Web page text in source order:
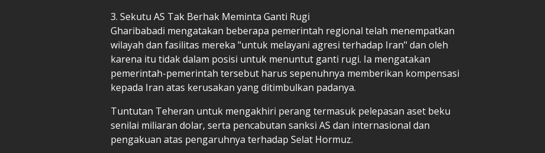
3. Sekutu AS Tak Berhak Meminta Ganti Rugi
Gharibabadi mengatakan beberapa pemerintah regional telah menempatkan
wilayah dan fasilitas mereka "untuk melayani agresi terhadap Iran" dan oleh
karena itu tidak dalam posisi untuk menuntut ganti rugi. Ia mengatakan
pemerintah-pemerintah tersebut harus sepenuhnya memberikan kompensasi
kepada Iran atas kerusakan yang ditimbulkan padanya.
Tuntutan Teheran untuk mengakhiri perang termasuk pelepasan aset beku
senilai miliaran dolar, serta pencabutan sanksi AS dan internasional dan
pengakuan atas pengaruhnya terhadap Selat Hormuz.